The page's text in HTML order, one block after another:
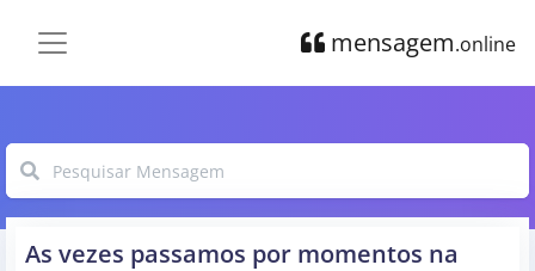
mensagem.online
As vezes passamos por momentos na